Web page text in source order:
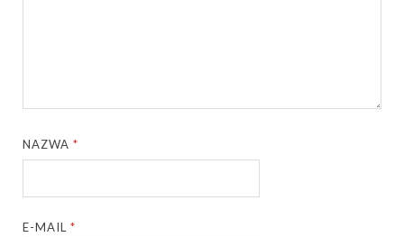
NAZWA*
E-MAIL*